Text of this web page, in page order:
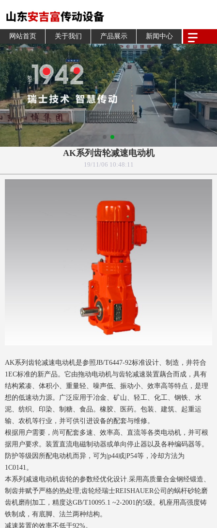
网站首页 关于我们 产品展示 新闻中心
AK系列齿轮减速电动机
19/11/06 10:48:11
AK系列齿轮减速电动机是参照JB/T6447-92标准设计、制造，井符合
1EC标准的新产品。它由拖动电动机与齿轮减速裝置藕合而成，具有
结构紧凑、体积小、重量轻、噪声低、振动小、效率高等特点，是理
想的低速动力源。广泛应用于冶金、矿山、轻工、化工、钢铁、水
泥、纺织、印染、制糖、食品。橡胶、医药。包装、建筑、起重运
输、农机等行业，并可供引进设备的配套与维修。
根据用户需要，尚可配套多速、效率高、直流等各类电动机，并可根
据用户要求。装置直流电磁制动器或单向停止器以及各种编码器等。
防护等级因所配电动机而异，可为|p44或|P54等，冷却方法为
1C0141。
本系列减速电动机齿轮的参数经优化设计.采用高质量合金钢经锻造、
制齿井赋予严格的热处理;齿轮经瑞士REISHAUER公司的蜗杆砂轮磨
齿机磨削加工，精度达GB/T10095.1 ~2-2001的5级。机座用高强度铸
铁制成，有底脚、法兰两种结构。
减速装置的效率不低于92%。